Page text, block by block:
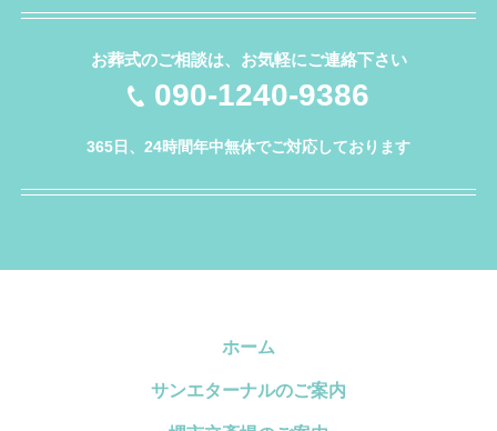
お葬式のご相談は、お気軽にご連絡下さい
090-1240-9386
365日、24時間年中無休でご対応しております
ホーム
サンエターナルのご案内